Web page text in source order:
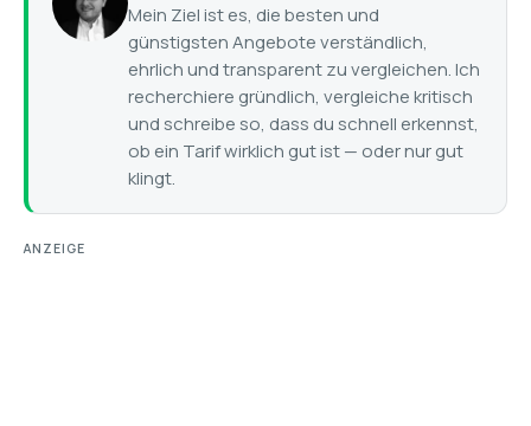
Mein Ziel ist es, die besten und
günstigsten Angebote verständlich,
ehrlich und transparent zu vergleichen. Ich
recherchiere gründlich, vergleiche kritisch
und schreibe so, dass du schnell erkennst,
ob ein Tarif wirklich gut ist — oder nur gut
klingt.
ANZEIGE